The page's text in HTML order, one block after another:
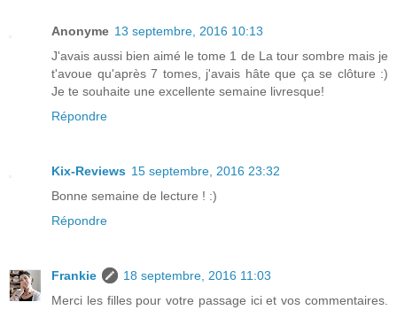
Anonyme 13 septembre, 2016 10:13
J'avais aussi bien aimé le tome 1 de La tour sombre mais je
t'avoue qu'après 7 tomes, j'avais hâte que ça se clôture :)
Je te souhaite une excellente semaine livresque!
Répondre
Kix-Reviews 15 septembre, 2016 23:32
Bonne semaine de lecture ! :)
Répondre
Frankie
18 septembre, 2016 11:03
Merci les filles pour votre passage ici et vos commentaires.